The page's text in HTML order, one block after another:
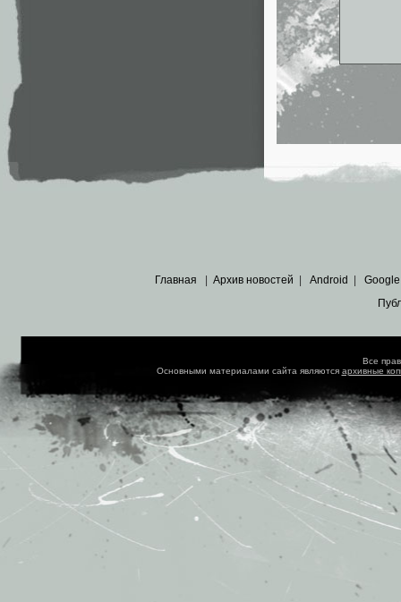
Главная Архив новостей Android Google
Все
Основными материалами сайта являются архивные